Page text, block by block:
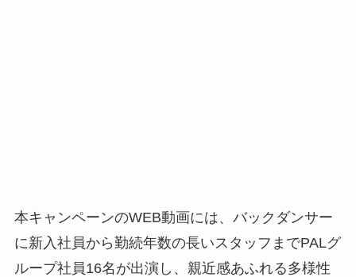
本キャンペーンのWEB動画には、バックダンサー
に新入社員から勤続年数の長いスタッフまでPALグ
ループ社員16名が出演し、親近感あふれる多様性